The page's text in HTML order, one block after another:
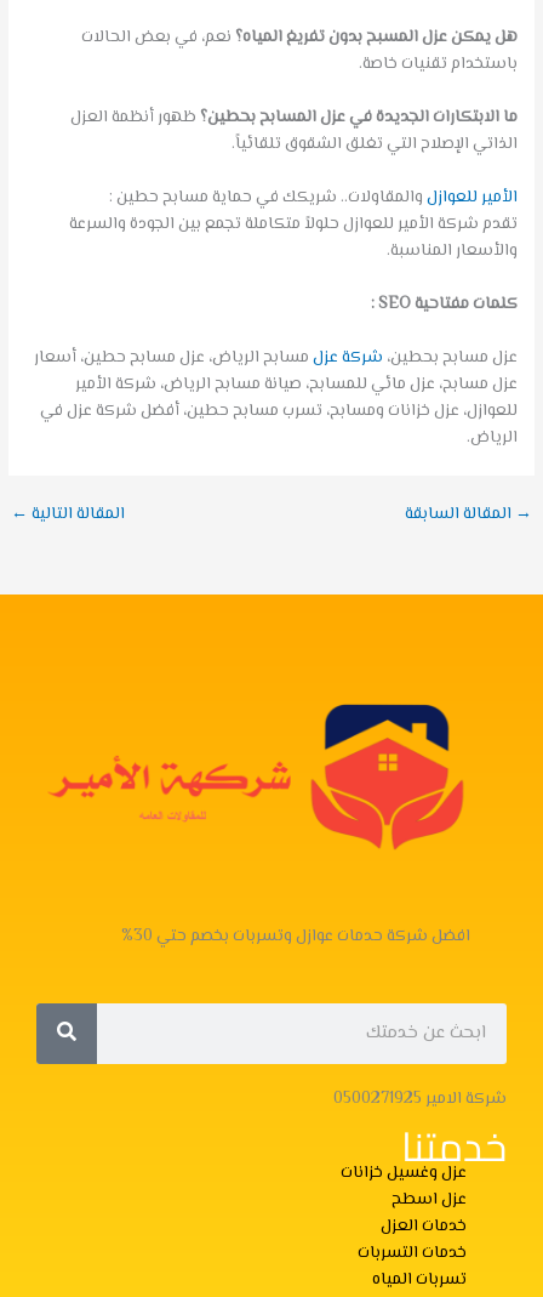
هل يمكن عزل المسبح بدون تفريغ المياه؟ نعم، في بعض الحالات
باستخدام تقنيات خاصة.
ما الابتكارات الجديدة في عزل المسابح بحطين؟ ظهور أنظمة العزل
الذاتي الإصلاح التي تغلق الشقوق تلقائياً.
الأمير للعوازلوالمقاولات.. شريكك في حماية مسابح حطين :
تقدم شركة الأمير للعوازل حلولاً متكاملة تجمع بين الجودة والسرعة
والأسعار المناسبة.
كلمات مفتاحية SEO :
عزل مسابح بحطين، شركة عزلمسابح الرياض، عزل مسابح حطين، أسعار
عزل مسابح، عزل مائي للمسابح، صيانة مسابح الرياض، شركة الأمير
للعوازل، عزل خزانات ومسابح، تسرب مسابح حطين، أفضل شركة عزل في
الرياض.
→ المقالة السابقة المقالة التالية ←
افضل شركة حدمات عوازل وتسربات بخصم حتي 30%
Search
Search
شركة الامير 0500271925
خدمتنا
عزل وغسيل خزانات
عزل اسطح
خدمات العزل
خدمات التسربات
تسربات المياه